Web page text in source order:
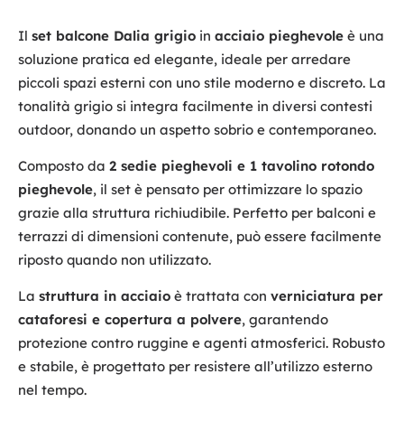
Il set balcone Dalia grigio in acciaio pieghevole è una
soluzione pratica ed elegante, ideale per arredare
piccoli spazi esterni con uno stile moderno e discreto. La
tonalità grigio si integra facilmente in diversi contesti
outdoor, donando un aspetto sobrio e contemporaneo.
Composto da 2 sedie pieghevoli e 1 tavolino rotondo
pieghevole, il set è pensato per ottimizzare lo spazio
grazie alla struttura richiudibile. Perfetto per balconi e
terrazzi di dimensioni contenute, può essere facilmente
riposto quando non utilizzato.
La struttura in acciaio è trattata con verniciatura per
cataforesi e copertura a polvere, garantendo
protezione contro ruggine e agenti atmosferici. Robusto
e stabile, è progettato per resistere all’utilizzo esterno
nel tempo.